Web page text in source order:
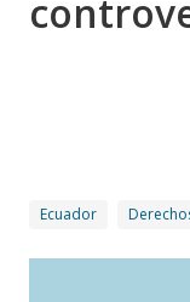
Ecuador